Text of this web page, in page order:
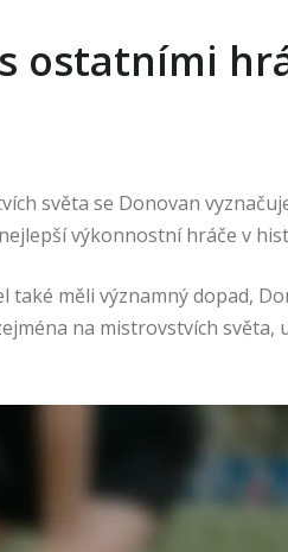
ostatními
světa se Donovan
výkonnostní hráče v
také měli významný dopad,
na mistrovstvích